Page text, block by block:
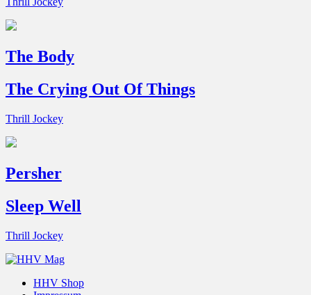
The Body
The Crying Out Of Things
Thrill Jockey
Persher
Sleep Well
Thrill Jockey
HHV Shop